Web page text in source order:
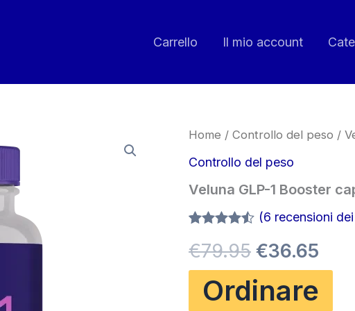
Carrello Il mio account
Home / Controllo del peso /
Controllo del peso
Veluna GLP-1 Booster
4.40su 5
su base
di
recensioni
(6 recensioni
€79.95 Il
prezzo
€36.65
Ordinare